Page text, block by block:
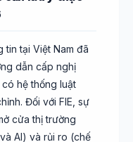
tại Việt Nam đã
dẫn cấp nghị
hệ thống luật
Đối với FIE, sự
cửa thị trường
AI) và rủi ro (chế